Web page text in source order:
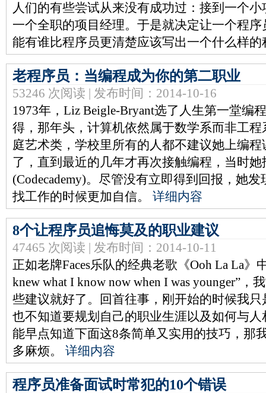
人们的有些尝试从来没有成功过：接到一个
一个全职的项目经理。于是就决定让一个程
能有谁比程序员更清楚应该写出一个什么样
老程序员：当编程成为你的第二职业
53246 次阅读 | 发布时间：2014-10-16
1973年，Liz Beigle-Bryant选了人生第一堂编
得，那年头，计算机依然属于数学系而非工
庭艺术类，学校里所有的人都不建议她上编程
了，直到最近的几年才再次接触编程，当时
(Codecademy)。尽管没有立即得到回报，她
找工作的时候更加自信。 详细内容
8个让程序员追悔莫及的职业建议
47465 次阅读 | 发布时间：2014-10-11
正如老牌Faces乐队的经典老歌《Ooh La La》
knew what I know now when I was younger”
些建议就好了。回首往事，刚开始的时候我
也不知道要规划自己的职业生涯以及如何与
能早点知道下面这8条简单又实用的技巧，那
多麻烦。 详细内容
程序员准备面试时常犯的10个错误